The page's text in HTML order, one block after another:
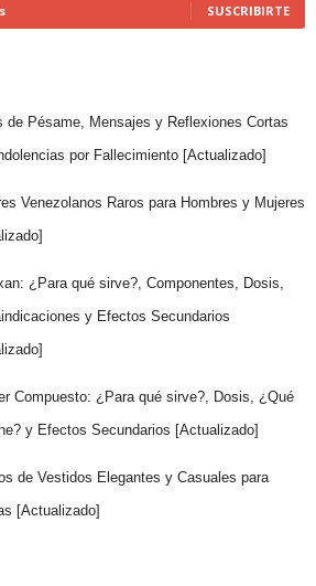
SUSCRIBIRTE
de Pésame, Mensajes y Reflexiones Cortas
por Fallecimiento [Actualizado]
Venezolanos Raros para Hombres y Mujeres
¿Para qué sirve?, Componentes, Dosis,
y Efectos Secundarios
Compuesto: ¿Para qué sirve?, Dosis, ¿Qué
y Efectos Secundarios [Actualizado]
de Vestidos Elegantes y Casuales para
[Actualizado]